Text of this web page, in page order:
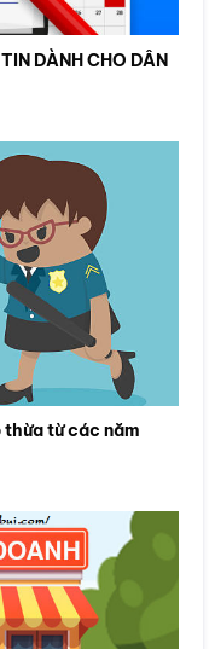
DÀNH CHO DÂN
từ các năm